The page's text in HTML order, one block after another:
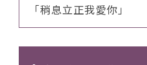
「稍息立正我愛你」